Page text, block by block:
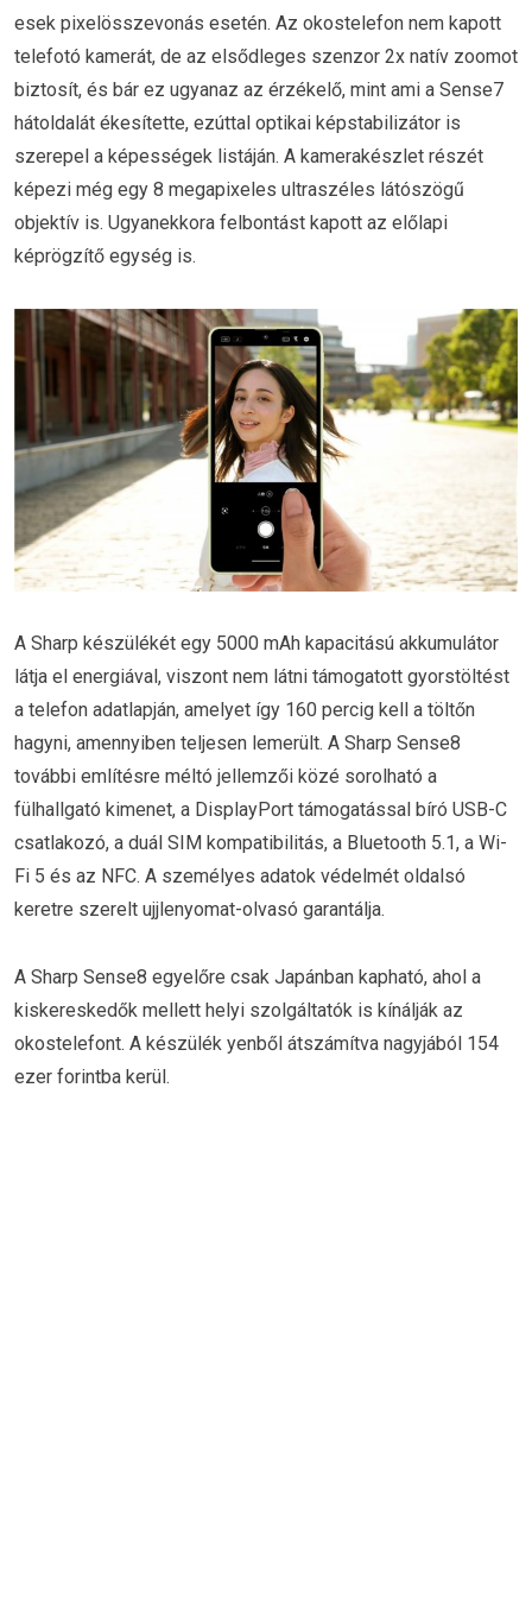
esek pixelösszevonás esetén. Az okostelefon nem kapott
telefotó kamerát, de az elsődleges szenzor 2x natív zoomot
biztosít, és bár ez ugyanaz az érzékelő, mint ami a Sense7
hátoldalát ékesítette, ezúttal optikai képstabilizátor is
szerepel a képességek listáján. A kamerakészlet részét
képezi még egy 8 megapixeles ultraszéles látószögű
objektív is. Ugyanekkora felbontást kapott az előlapi
képrögzítő egység is.
A Sharp készülékét egy 5000 mAh kapacitású akkumulátor
látja el energiával, viszont nem látni támogatott gyorstöltést
a telefon adatlapján, amelyet így 160 percig kell a töltőn
hagyni, amennyiben teljesen lemerült. A Sharp Sense8
további említésre méltó jellemzői közé sorolható a
fülhallgató kimenet, a DisplayPort támogatással bíró USB-C
csatlakozó, a duál SIM kompatibilitás, a Bluetooth 5.1, a Wi-
Fi 5 és az NFC. A személyes adatok védelmét oldalsó
keretre szerelt ujjlenyomat-olvasó garantálja.
A Sharp Sense8 egyelőre csak Japánban kapható, ahol a
kiskereskedők mellett helyi szolgáltatók is kínálják az
okostelefont. A készülék yenből átszámítva nagyjából 154
ezer forintba kerül.